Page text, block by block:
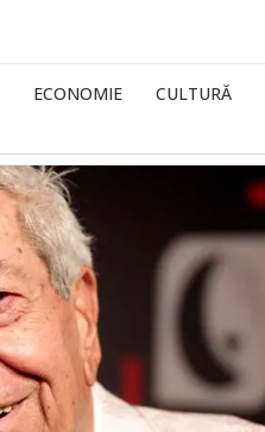
ECONOMIE CULTURĂ